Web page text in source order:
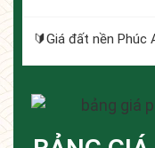
🔰️Giá đất nền Phúc